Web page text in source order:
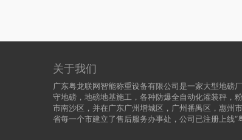
关于我们
广东粤龙联网智能称重设备有限公司是一家大型地磅
守地磅，地磅地基施工，各种防爆全自动化灌装秤，
市南沙区，并在广东广州增城区，广州番禺区，惠州
省每一个市建立了售后服务办事处，公司已注册上线“